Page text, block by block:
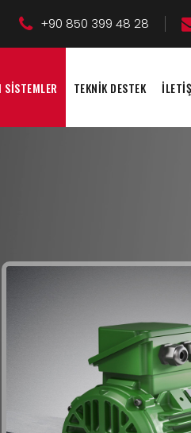
+90 850 399 48 28
SİSTEMLER TEKNİK DESTEK